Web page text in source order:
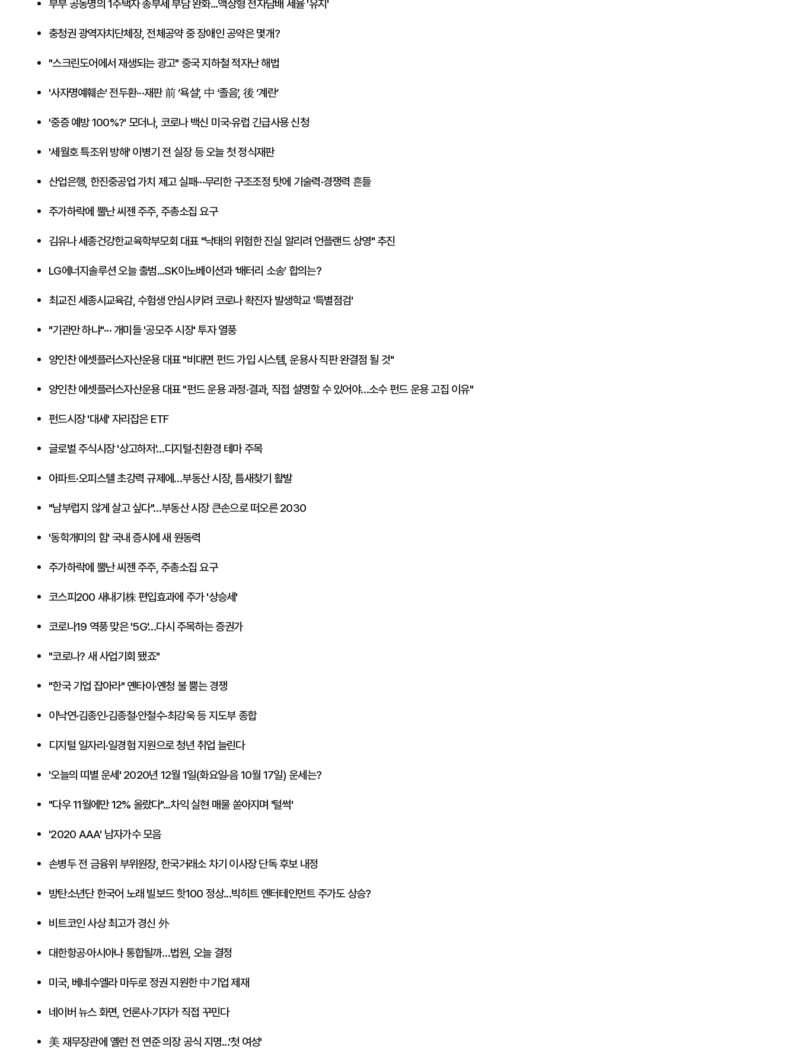
부부 공동명의 1주택자 종부세 부담 완화...액상형 전자담배 세율 '유지'
​충청권 광역자치단체장, 전체공약 중 장애인 공약은 몇개?
"스크린도어에서 재생되는 광고" 중국 지하철 적자난 해법
'사자명예훼손' 전두환···재판 前 ‘욕설’, 中 ‘졸음’, 後 ‘계란’
'중증 예방 100%?' 모더나, 코로나 백신 미국·유럽 긴급사용 신청
'세월호 특조위 방해' 이병기 전 실장 등 오늘 첫 정식재판
산업은행, 한진중공업 가치 제고 실패···무리한 구조조정 탓에 기술력·경쟁력 흔들
주가하락에 뿔난 씨젠 주주, 주총소집 요구
​김유나 세종건강한교육학부모회 대표 "낙태의 위험한 진실 알리려 언플랜드 상영" 추진
​LG에너지솔루션 오늘 출범...SK이노베이션과 ‘배터리 소송’ 합의는?
​최교진 세종시교육감, 수험생 안심시키려 코로나 확진자 발생학교 '특별점검'
"기관만 하냐"··· 개미들 '공모주 시장' 투자 열풍
​양인찬 에셋플러스자산운용 대표 "비대면 펀드 가입 시스템, 운용사 직판 완결점 될 것"
​양인찬 에셋플러스자산운용 대표 "펀드 운용 과정·결과, 직접 설명할 수 있어야…소수 펀드 운용 고집 이유"
​펀드시장 '대세' 자리잡은 ETF
​글로벌 주식시장 '상고하저'…디지털·친환경 테마 주목
아파트·오피스텔 초강력 규제에…부동산 시장, 틈새찾기 활발
"남부럽지 않게 살고 싶다"…부동산 시장 큰손으로 떠오른 2030
'동학개미의 힘' 국내 증시에 새 원동력
​주가하락에 뿔난 씨젠 주주, 주총소집 요구
코스피200 새내기株 편입효과에 주가 '상승세'
코로나19 역풍 맞은 '5G'…다시 주목하는 증권가
"코로나? 새 사업기회 됐죠"
"한국 기업 잡아라" 옌타이·옌청 불 뿜는 경쟁
이낙연·김종인·김종철·안철수·최강욱 등 지도부 종합
디지털 일자리·일경험 지원으로 청년 취업 늘린다
'오늘의 띠별 운세' 2020년 12월 1일(화요일·음 10월 17일) 운세는?
"다우 11월에만 12% 올랐다"...차익 실현 매물 쏟아지며 '털썩'
​'2020 AAA' 남자가수 모음
손병두 전 금융위 부위원장, 한국거래소 차기 이사장 단독 후보 내정
방탄소년단 한국어 노래 빌보드 핫100 정상...빅히트 엔터테인먼트 주가도 상승?
비트코인 사상 최고가 경신 外
​대한항공‧아시아나 통합될까…법원, 오늘 결정
미국, 베네수엘라 마두로 정권 지원한 中기업 제재
네이버 뉴스 화면, 언론사·기자가 직접 꾸민다
美 재무장관에 옐런 전 연준 의장 공식 지명...'첫 여성'